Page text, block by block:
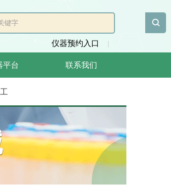
仪器预约入口 |
平台 联系我们